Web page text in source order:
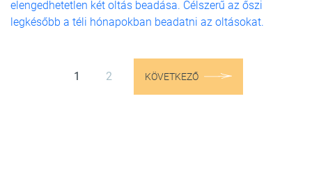
elengedhetetlen két oltás beadása. Célszerű az őszi
legkésőbb a téli hónapokban beadatni az oltásokat.
1 2 KÖVETKEZŐ